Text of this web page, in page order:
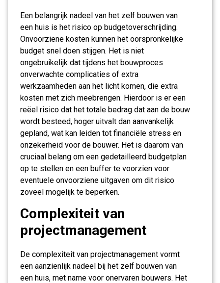
Een belangrijk nadeel van het zelf bouwen van
een huis is het risico op budgetoverschrijding.
Onvoorziene kosten kunnen het oorspronkelijke
budget snel doen stijgen. Het is niet
ongebruikelijk dat tijdens het bouwproces
onverwachte complicaties of extra
werkzaamheden aan het licht komen, die extra
kosten met zich meebrengen. Hierdoor is er een
reëel risico dat het totale bedrag dat aan de bouw
wordt besteed, hoger uitvalt dan aanvankelijk
gepland, wat kan leiden tot financiële stress en
onzekerheid voor de bouwer. Het is daarom van
cruciaal belang om een gedetailleerd budgetplan
op te stellen en een buffer te voorzien voor
eventuele onvoorziene uitgaven om dit risico
zoveel mogelijk te beperken.
Complexiteit van
projectmanagement
De complexiteit van projectmanagement vormt
een aanzienlijk nadeel bij het zelf bouwen van
een huis, met name voor onervaren bouwers. Het